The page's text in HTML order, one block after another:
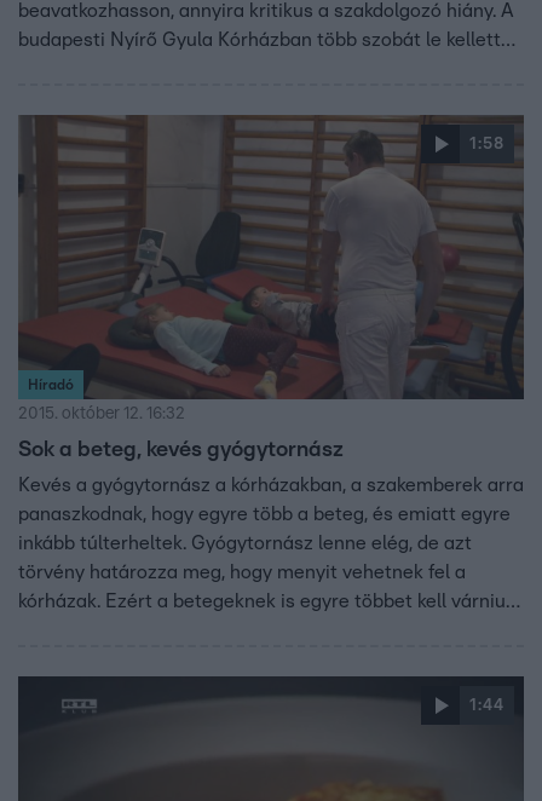
beavatkozhasson, annyira kritikus a szakdolgozó hiány. A
budapesti Nyírő Gyula Kórházban több szobát le kellett
Semmelweis Egyetemen egyik klinikájáról mutattunk be
felvételeket, ahol szintén több szobát zártak le a
nővérhiány miatt.
1:58
Híradó
2015. október 12. 16:32
Sok a beteg, kevés gyógytornász
Kevés a gyógytornász a kórházakban, a szakemberek arra
panaszkodnak, hogy egyre több a beteg, és emiatt egyre
inkább túlterheltek. Gyógytornász lenne elég, de azt
törvény határozza meg, hogy menyit vehetnek fel a
kórházak. Ezért a betegeknek is egyre többet kell várniuk,
1:44